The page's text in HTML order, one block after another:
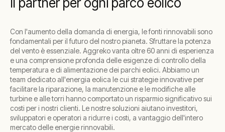
Con l'aumento della domanda di energia, le fonti rinnovabili sono
fondamentali per il futuro del nostro pianeta. Sfruttare la potenza
del vento è essenziale. Aggreko vanta oltre 60 anni di esperienza
e una comprensione profonda delle esigenze di controllo della
temperatura e di alimentazione dei parchi eolici. Abbiamo un
team dedicato all'energia eolica le cui strategie innovative per
facilitare la riparazione, la manutenzione e le modifiche alle
turbine e alle torri hanno comportato un risparmio significativo sui
costi per i nostri clienti. Le nostre soluzioni aiutano investitori,
sviluppatori e operatori a ridurre i costi, a vantaggio dell'intero
mercato delle energie rinnovabili.